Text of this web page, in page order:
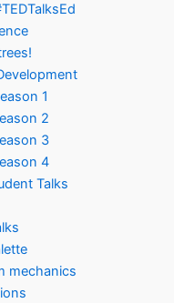
1
2
3
4
Talks
mechanics